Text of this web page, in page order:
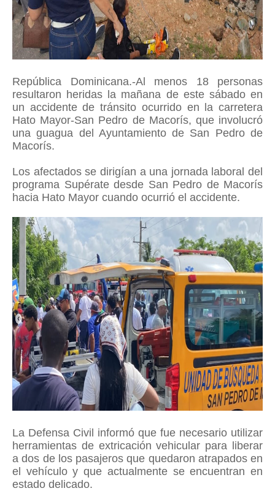
República Dominicana.-Al menos 18 personas
resultaron heridas la mañana de este sábado en
un accidente de tránsito ocurrido en la carretera
Hato Mayor-San Pedro de Macorís, que involucró
una guagua del Ayuntamiento de San Pedro de
Macorís.
Los afectados se dirigían a una jornada laboral del
programa Supérate desde San Pedro de Macorís
hacia Hato Mayor cuando ocurrió el accidente.
La Defensa Civil informó que fue necesario utilizar
herramientas de extricación vehicular para liberar
a dos de los pasajeros que quedaron atrapados en
el vehículo y que actualmente se encuentran en
estado delicado.